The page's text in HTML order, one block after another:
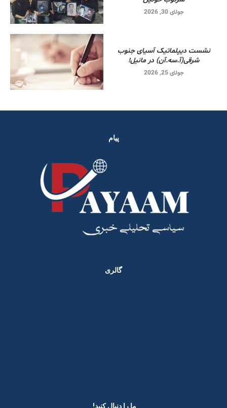
جولای 30, 2026
نشست دیپلماتیک آسیای جنوب
شرقی‌(آ.سه.آن) در مانیل!
جولای 25, 2026
پیام
گالری
ما را دنبال کنید! ​